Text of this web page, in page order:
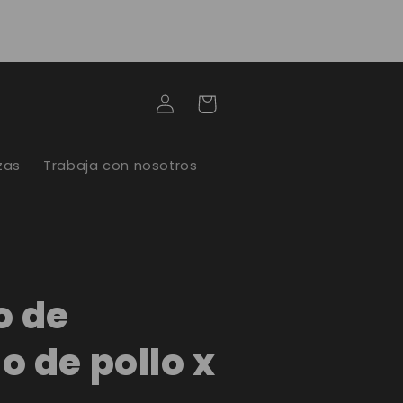
Trabaja con nosotros
Iniciar
sesión
Carrito
de
de pollo x